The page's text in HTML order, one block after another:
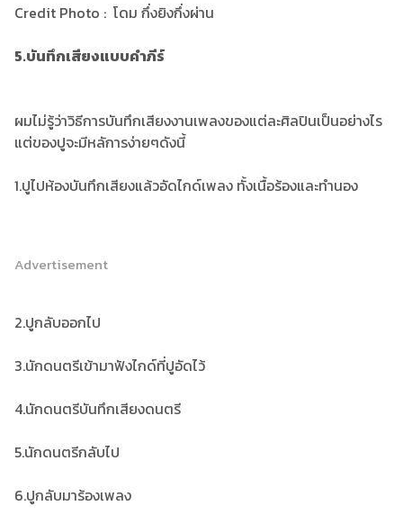
Credit Photo : โดม กึ่งยิงกึ่งผ่าน
5.บันทึกเสียงแบบคำภีร์
ผมไม่รู้ว่าวิธีการบันทึกเสียงงานเพลงของแต่ละศิลปินเป็นอย่างไร
แต่ของปูจะมีหลัการง่ายๆดังนี้
1.ปูไปห้องบันทึกเสียงแล้วอัดไกด์เพลง ทั้งเนื้อร้องและทำนอง
Advertisement
2.ปูกลับออกไป
3.นักดนตรีเข้ามาฟังไกด์ที่ปูอัดไว้
4.นักดนตรีบันทึกเสียงดนตรี
5.นักดนตรีกลับไป
6.ปูกลับมาร้องเพลง